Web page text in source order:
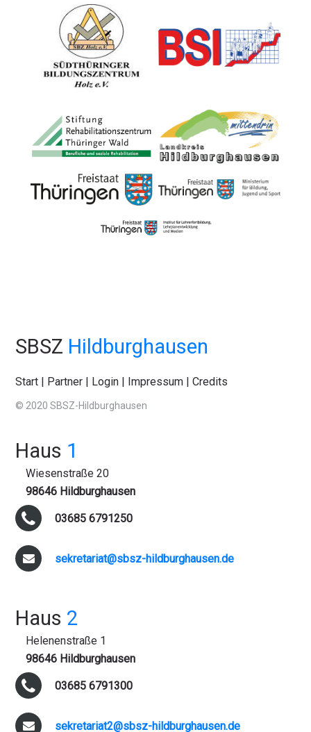
SBSZ Hildburghausen
Start | Partner | Login | Impressum |Credits
© 2020 SBSZ-Hildburghausen
Haus 1
Wiesenstraße 20
98646 Hildburghausen
03685 6791250
sekretariat@sbsz-hildburghausen.de
Haus 2
Helenenstraße 1
98646 Hildburghausen
03685 6791300
sekretariat2@sbsz-hildburghausen.de